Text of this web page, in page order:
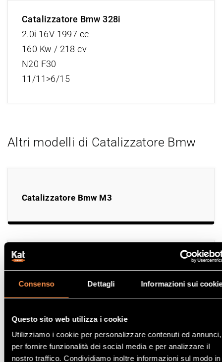
Consenso Dettagli Informazioni sui
Questo sito web utilizza i cookie
Utilizziamo i cookie per personalizzare contenuti ed annunci,
per fornire funzionalità dei social media e per analizzare il
nostro traffico. Condividiamo inoltre informazioni sul modo in
Catalizzatore Bmw 328i
2.0i 16V 1997 cc
160 Kw / 218 cv
N20 F30
11/11>6/15
Altri modelli di Catalizzatore Bmw
Catalizzatore Bmw M3
Catalizzatore Bmw 520D
Catalizzatore Bmw 320TD